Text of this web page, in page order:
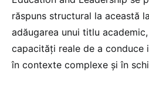
răspuns structural la această
adăugarea unui titlu
capacități reale de a conduce
în contexte complexe și în